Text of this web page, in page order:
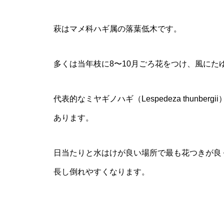
萩はマメ科ハギ属の落葉低木です。
多くは当年枝に8〜10月ごろ花をつけ、風にた
代表的なミヤギノハギ（Lespedeza thunbergii
あります。
日当たりと水はけが良い場所で最も花つきが
長し倒れやすくなります。